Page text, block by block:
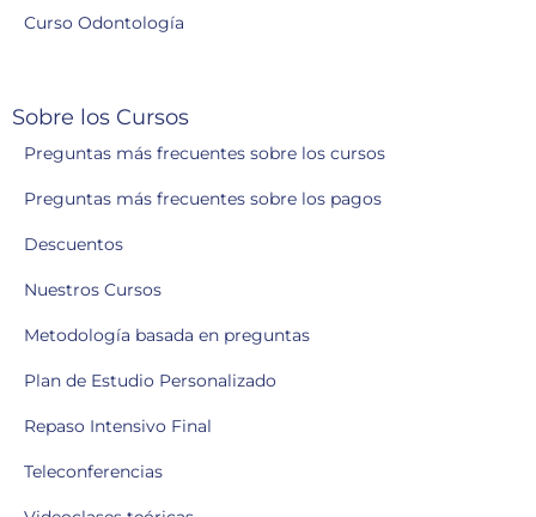
Curso Odontología
Sobre los Cursos
Preguntas más frecuentes sobre los cursos
Preguntas más frecuentes sobre los pagos
Descuentos
Nuestros Cursos
Metodología basada en preguntas
Plan de Estudio Personalizado
Repaso Intensivo Final
Teleconferencias